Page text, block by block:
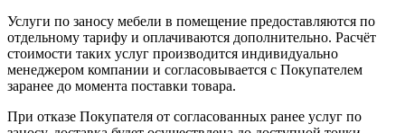
Услуги по заносу мебели в помещение предоставляются по
отдельному тарифу и оплачиваются дополнительно. Расчёт
стоимости таких услуг производится индивидуально
менеджером компании и согласовывается с Покупателем
заранее до момента поставки товара.
При отказе Покупателя от согласованных ранее услуг по